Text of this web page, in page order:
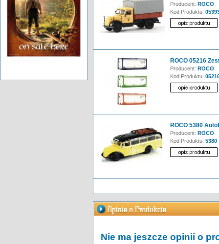
Producent: ROCO
Kod Produktu:
ROCO 05216
Producent: ROCO
Kod Produktu:
ROCO 5380
Producent: ROCO
Kod Produktu: 5380
Nie ma jeszcze opinii o